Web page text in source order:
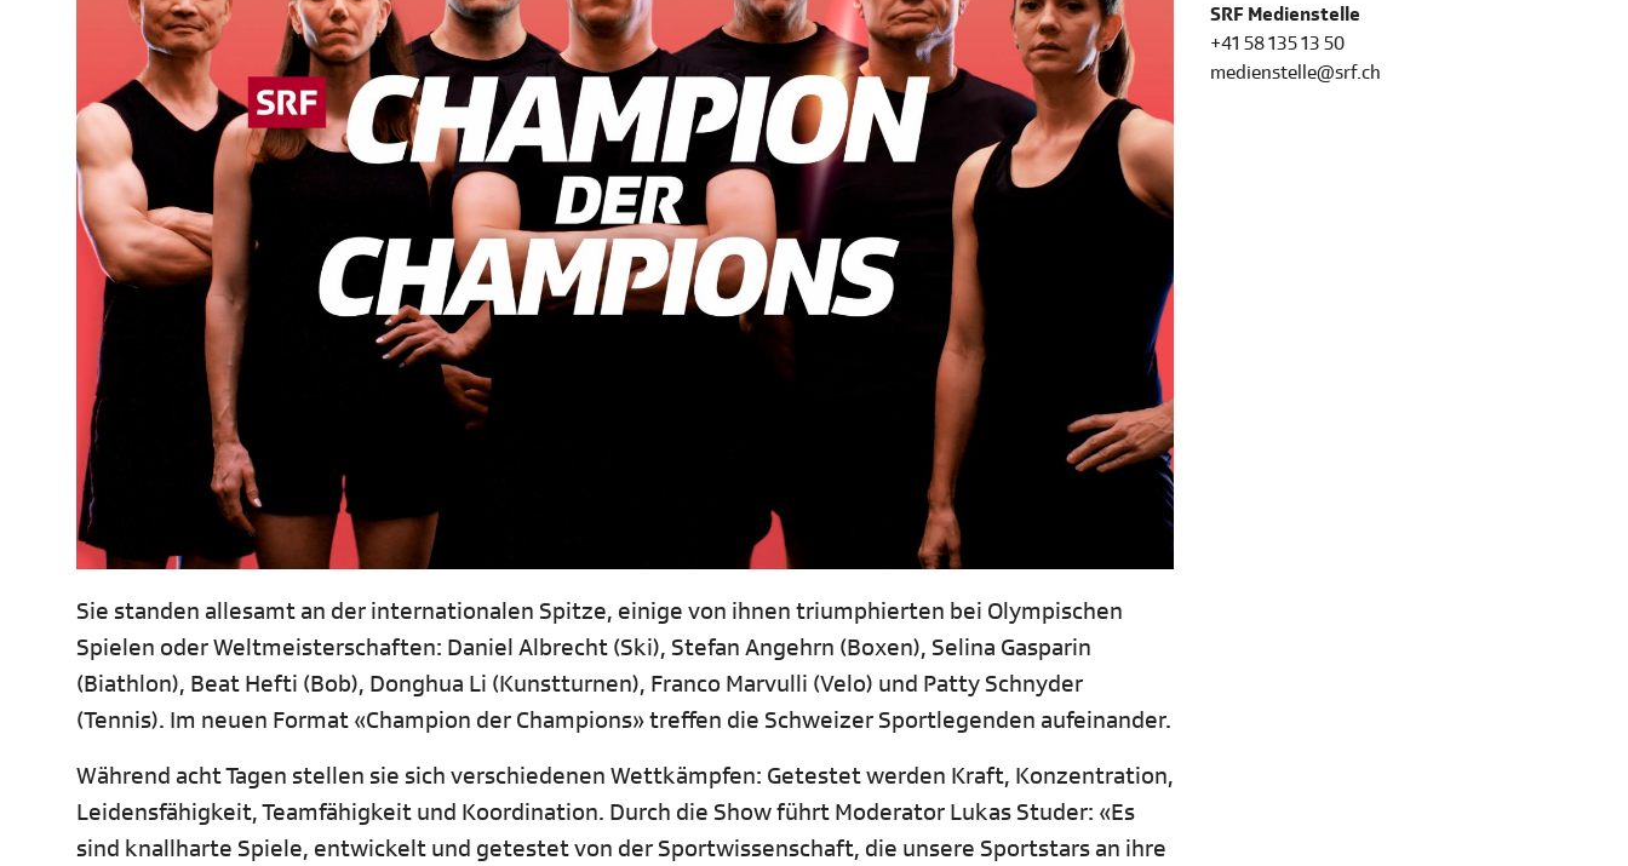
Sie standen allesamt an der internationalen Spitze, einige von ihnen triumphierten bei Olympischen
Spielen oder Weltmeisterschaften: Daniel Albrecht (Ski), Stefan Angehrn (Boxen), Selina Gasparin
(Biathlon), Beat Hefti (Bob), Donghua Li (Kunstturnen), Franco Marvulli (Velo) und Patty Schnyder
(Tennis). Im neuen Format «Champion der Champions» treffen die Schweizer Sportlegenden aufeinander.
Während acht Tagen stellen sie sich verschiedenen Wettkämpfen: Getestet werden Kraft, Konzentration,
Leidensfähigkeit, Teamfähigkeit und Koordination. Durch die Show führt Moderator Lukas Studer: «Es
sind knallharte Spiele, entwickelt und getestet von der Sportwissenschaft, die unsere Sportstars an ihre
SRF Medienstelle
+41 58 135 13 50
medienstelle@srf.ch